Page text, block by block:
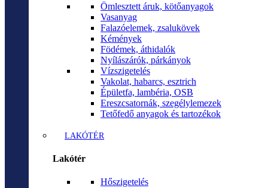
Ömlesztett áruk, kötőanyagok
Vasanyag
Falazóelemek, zsalukövek
Kémények
Födémek, áthidalók
Nyílászárók, párkányok
Vízszigetelés
Vakolat, habarcs, esztrich
Épületfa, lambéria, OSB
Ereszcsatornák, szegélylemezek
Tetőfedő anyagok és tartozékok
LAKÓTÉR
Lakótér
Hőszigetelés